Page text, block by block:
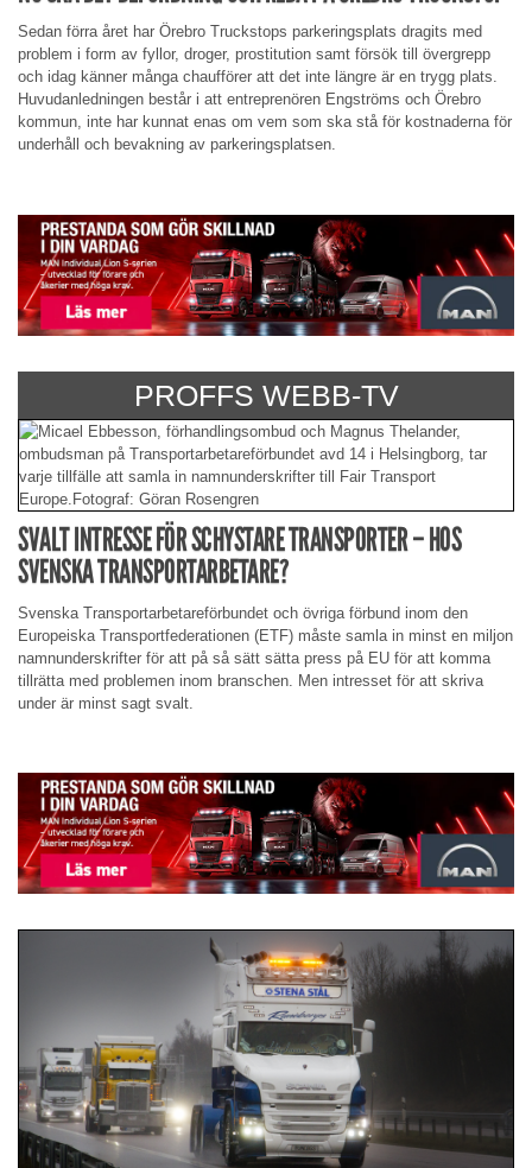
Sedan förra året har Örebro Truckstops parkeringsplats dragits med
problem i form av fyllor, droger, prostitution samt försök till övergrepp
och idag känner många chaufförer att det inte längre är en trygg plats.
Huvudanledningen består i att entreprenören Engströms och Örebro
kommun, inte har kunnat enas om vem som ska stå för kostnaderna för
underhåll och bevakning av parkeringsplatsen.
PROFFS WEBB-TV
SVALT INTRESSE FÖR SCHYSTARE TRANSPORTER – HOS
SVENSKA TRANSPORTARBETARE?
Svenska Transportarbetareförbundet och övriga förbund inom den
Europeiska Transportfederationen (ETF) måste samla in minst en miljon
namnunderskrifter för att på så sätt sätta press på EU för att komma
tillrätta med problemen inom branschen. Men intresset för att skriva
under är minst sagt svalt.